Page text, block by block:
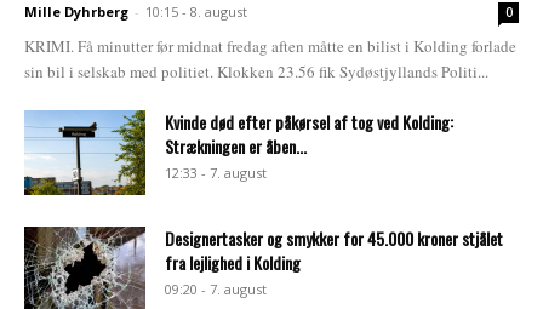
Mille Dyhrberg - 10:15 - 8. august 0
KRIMI. Få minutter før midnat fredag aften måtte en bilist i Kolding forlade
sin bil i selskab med politiet. Klokken 23.56 fik Sydøstjyllands Politi...
Kvinde død efter påkørsel af tog ved Kolding:
Strækningen er åben...
12:33 - 7. august
Designertasker og smykker for 45.000 kroner stjålet
fra lejlighed i Kolding
09:20 - 7. august